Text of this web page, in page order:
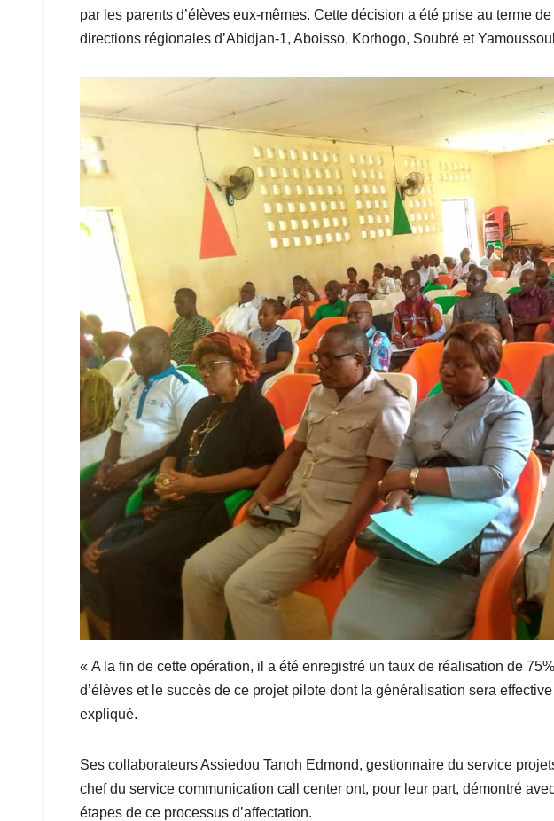
par les parents d’élèves eux-mêmes. Cette décision a été prise au terme
directions régionales d’Abidjan-1, Aboisso, Korhogo, Soubré et
« A la fin de cette opération, il a été enregistré un taux de réalisation de
d’élèves et le succès de ce projet pilote dont la généralisation sera
expliqué.
Ses collaborateurs Assiedou Tanoh Edmond, gestionnaire du service
chef du service communication call center ont, pour leur part, démontré
étapes de ce processus d’affectation.